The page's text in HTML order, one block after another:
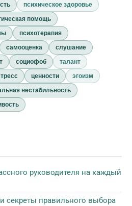
психическое здоровье
помощь
психотерапия
самооценка
слушание
социофоб
талант
ценности
эгоизм
нестабильность
руководителя на каждый
секреты правильного выбора